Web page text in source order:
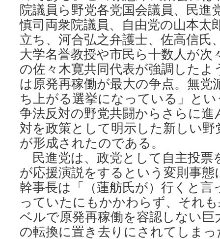
院議員ら野党各党国会議員、民進
慎司両衆院議員、自由党の山本太
立ち、河合弘之弁護士、佐高信氏
大学名誉教授や市民ら十数人が次
の佐々木寛共同代表が強調したよ
は原発再稼働が最大の争点。無党
ち上がる選挙になっている」と
争法反対の野党共闘からさらに進
対を政策として明示した新しい野
が形成されたのである。
民進党は、政党として自主投票
が応援演説をするという変則事態
幹事長は「（蓮舫氏が）行くと言
っていたにもかかわらず、それ
ベルで原発再稼働を容認しない巨
の転換に置き去りにされてしま